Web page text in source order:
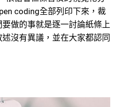
coding全部列印下來，裁
做的事就是逐一討論紙條上
沒有異議，並在大家都認同